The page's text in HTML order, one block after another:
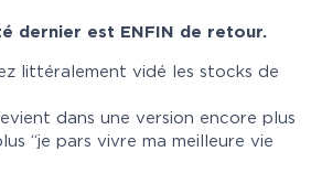
dernier est ENFIN de retour.
littéralement vidé les stocks de
dans une version encore plus
“je pars vivre ma meilleure vie